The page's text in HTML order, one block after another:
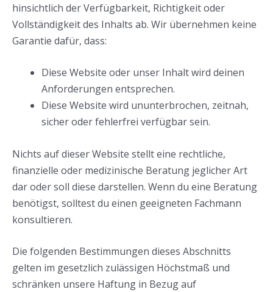
hinsichtlich der Verfügbarkeit, Richtigkeit oder
Vollständigkeit des Inhalts ab. Wir übernehmen keine
Garantie dafür, dass:
Diese Website oder unser Inhalt wird deinen
Anforderungen entsprechen.
Diese Website wird ununterbrochen, zeitnah,
sicher oder fehlerfrei verfügbar sein.
Nichts auf dieser Website stellt eine rechtliche,
finanzielle oder medizinische Beratung jeglicher Art
dar oder soll diese darstellen. Wenn du eine Beratung
benötigst, solltest du einen geeigneten Fachmann
konsultieren.
Die folgenden Bestimmungen dieses Abschnitts
gelten im gesetzlich zulässigen Höchstmaß und
schränken unsere Haftung in Bezug auf